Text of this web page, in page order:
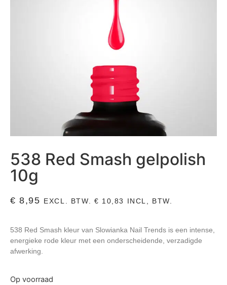
538 Red Smash gelpolish
10g
€ 8,95 EXCL. BTW. € 10,83 INCL, BTW.
538 Red Smash kleur van Slowianka Nail Trends is een intense,
energieke rode kleur met een onderscheidende, verzadigde
afwerking.
Op voorraad